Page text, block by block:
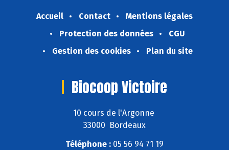
Accueil Contact
Mentions légales
Protection des données
CGU
Gestion des cookies
Plan du site
Biocoop Victoire
10 cours de l'Argonne
33000 Bordeaux
Téléphone : 05 56 94 71 19